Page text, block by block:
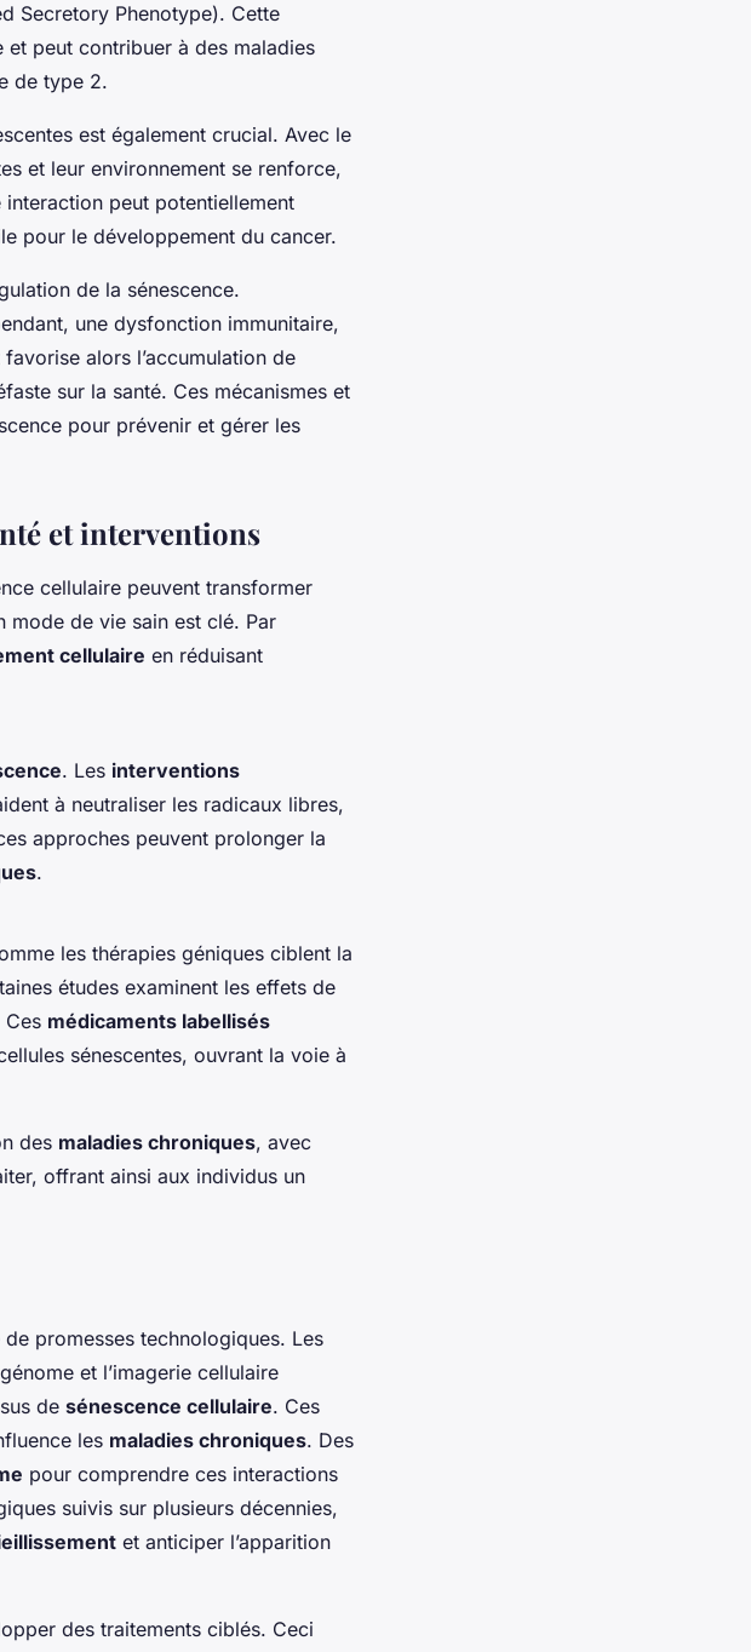
Secretory Phenotype). Cette
et peut contribuer à des maladies
de type 2.
est également crucial. Avec le
et leur environnement se renforce,
peut potentiellement
pour le développement du cancer.
de la sénescence.
une dysfonction immunitaire,
alors l’accumulation de
sur la santé. Ces mécanismes et
pour prévenir et gérer les
et interventions
cellulaire peuvent transformer
mode de vie sain est clé. Par
cellulaire en réduisant
. Les interventions
à neutraliser les radicaux libres,
approches peuvent prolonger la
.
les thérapies géniques ciblent la
études examinent les effets de
Ces médicaments labellisés
sénescentes, ouvrant la voie à
des maladies chroniques, avec
offrant ainsi aux individus un
promesses technologiques. Les
et l’imagerie cellulaire
de sénescence cellulaire. Ces
les maladies chroniques. Des
pour comprendre ces interactions
suivis sur plusieurs décennies,
et anticiper l’apparition
des traitements ciblés. Ceci